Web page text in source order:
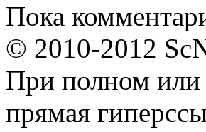
Пока
© 2010-2012
При полном или
прямая